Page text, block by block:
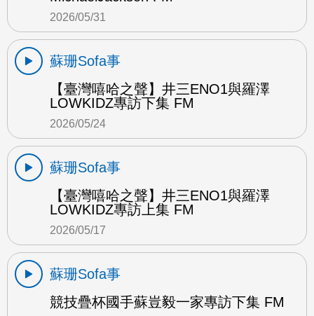
2026/05/31
蘇珊Sofa事
【臺灣嘻哈之聲】井三ENO1與羅澤
LOWKIDZ專訪下集 FM
2026/05/24
蘇珊Sofa事
【臺灣嘻哈之聲】井三ENO1與羅澤
LOWKIDZ專訪上集 FM
2026/05/17
蘇珊Sofa事
競技疊杯國手蘇豈毅一家專訪下集 FM